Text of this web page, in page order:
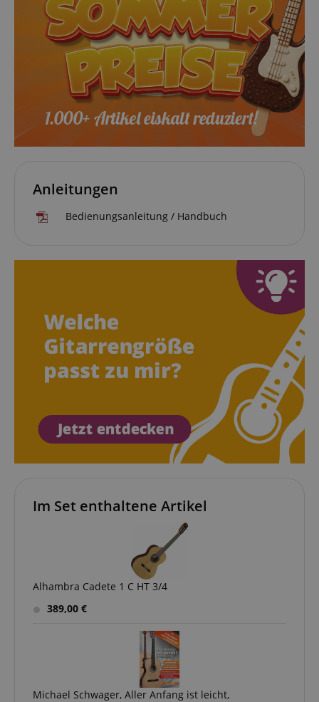
Anleitungen
Bedienungsanleitung / Handbuch
Im Set enthaltene Artikel
Alhambra Cadete 1 C HT 3/4
389,00 €
Michael Schwager, Aller Anfang ist leicht,